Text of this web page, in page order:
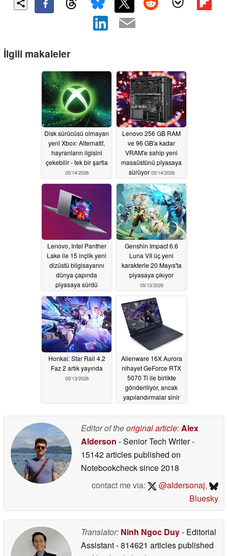
İlgili makaleler
Disk sürücüsü olmayan
yeni Xbox: Alternatif,
hayranların ilgisini
çekebilir - tek bir şartla
05/14/2026
Lenovo 256 GB RAM
ve 96 GB'a kadar
VRAM'e sahip yeni
masaüstünü piyasaya
sürüyor 05/14/2026
Lenovo, Intel Panther
Lake ile 15 inçlik yeni
dizüstü bilgisayarını
dünya çapında
piyasaya sürdü
05/14/2026
Genshin Impact 6.6
Luna VII üç yeni
karakterle 20 Mayıs'ta
piyasaya çıkıyor
05/13/2026
Honkai: Star Rail 4.2
Faz 2 artık yayında
05/13/2026
Alienware 16X Aurora
nihayet GeForce RTX
5070 Ti ile birlikte
gönderiliyor, ancak
yapılandırmalar sinir
Editor of theoriginal article:Alex
Alderson - Senior Tech Writer-
15142 articles published on
Notebookchecksince 2018
contact me via:
@aldersonaj,
Bluesky
Translator: Ninh Ngoc Duy- Editorial
Assistant- 814621 articles published